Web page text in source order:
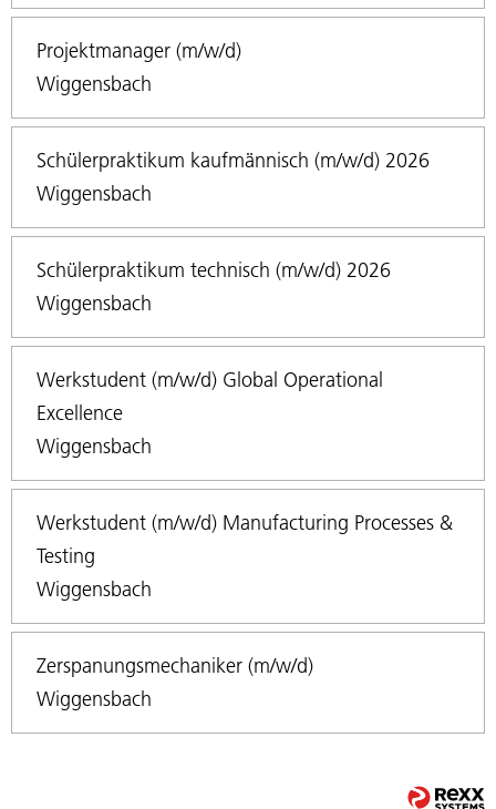
Projektmanager (m/w/d)
Wiggensbach
Schülerpraktikum kaufmännisch (m/w/d) 2026
Wiggensbach
Schülerpraktikum technisch (m/w/d) 2026
Wiggensbach
Werkstudent (m/w/d) Global Operational
Excellence
Wiggensbach
Werkstudent (m/w/d) Manufacturing Processes &
Testing
Wiggensbach
Zerspanungsmechaniker (m/w/d)
Wiggensbach